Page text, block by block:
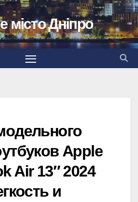
місто Дніпро
Apple
Air 13″ 2024
и